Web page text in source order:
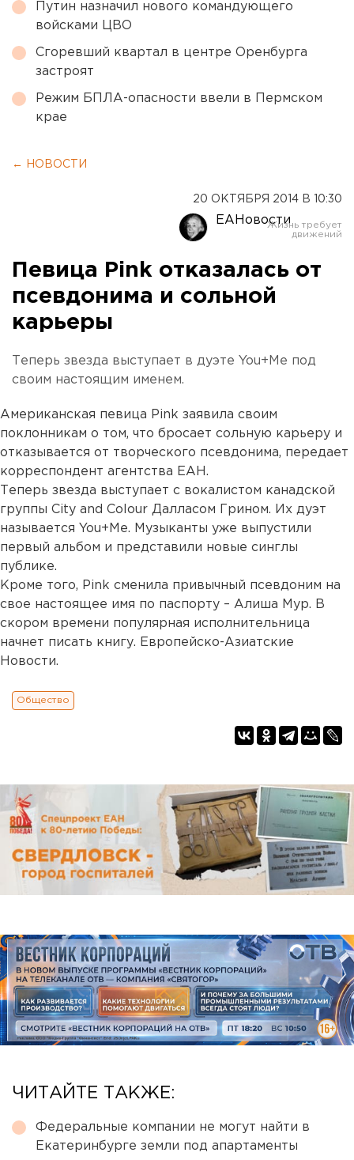
Путин назначил нового командующего
войсками ЦВО
Сгоревший квартал в центре Оренбурга
застроят
Режим БПЛА-опасности ввели в Пермском
крае
← НОВОСТИ
20 ОКТЯБРЯ 2014 В 10:30
ЕАНовости
Певица Pink отказалась от
псевдонима и сольной
карьеры
Теперь звезда выступает в дуэте You+Me под
своим настоящим именем.
Американская певица Pink заявила своим
поклонникам о том, что бросает сольную карьеру и
отказывается от творческого псевдонима, передает
корреспондент агентства ЕАН.
Теперь звезда выступает с вокалистом канадской
группы City and Colour Далласом Грином. Их дуэт
называется You+Me. Музыканты уже выпустили
первый альбом и представили новые синглы
публике.
Кроме того, Pink сменила привычный псевдоним на
свое настоящее имя по паспорту – Алиша Мур. В
скором времени популярная исполнительница
начнет писать книгу. Европейско-Азиатские
Новости.
Общество
ЧИТАЙТЕ ТАКЖЕ:
Федеральные компании не могут найти в
Екатеринбурге земли под апартаменты